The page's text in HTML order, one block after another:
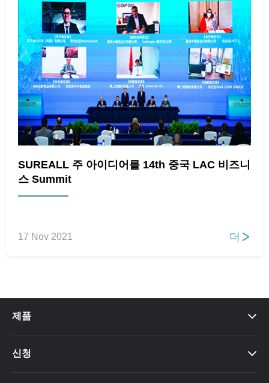
SUREALL 주 아이디어를 14th 중국 LAC 비즈니
스 Summit
17 Nov 2021 더 
제품 
신청 